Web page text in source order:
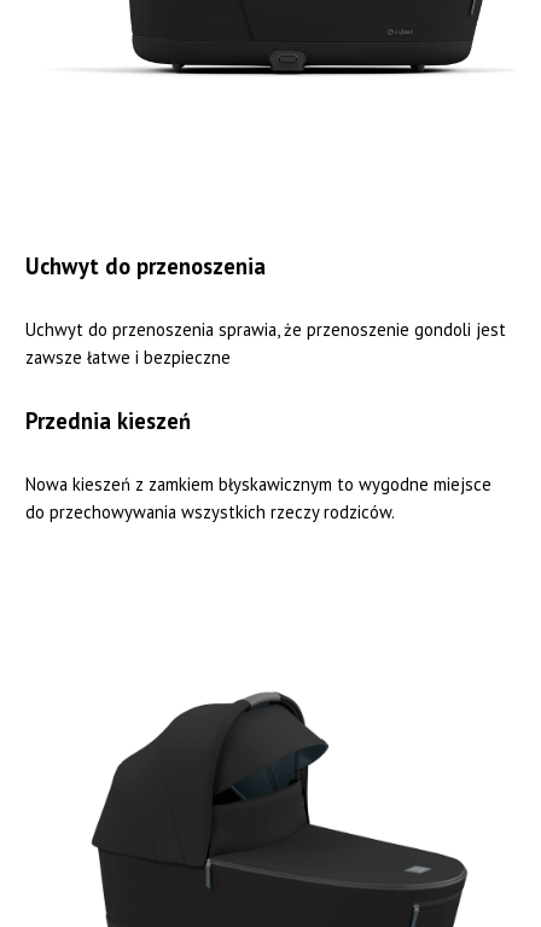
Uchwyt do przenoszenia
Uchwyt do przenoszenia sprawia, że przenoszenie gondoli jest
zawsze łatwe i bezpieczne
Przednia kieszeń
Nowa kieszeń z zamkiem błyskawicznym to wygodne miejsce
do przechowywania wszystkich rzeczy rodziców.